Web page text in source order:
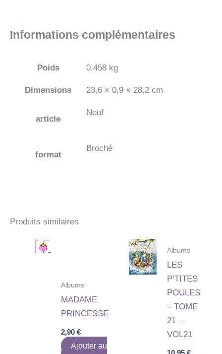
Informations complémentaires
Poids 0,458 kg
Dimensions 23,6 × 0,9 × 28,2 cm
article
Neuf
format
Broché
Produits similaires
Albums
MADAME
PRINCESSE
2,90€
Ajouter au
Albums
LES
P’TITES
POULES
– TOME
21 –
VOL21